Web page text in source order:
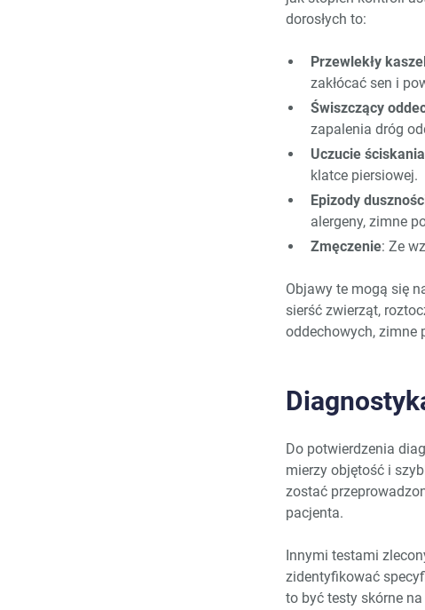
dorosłych to:
Przewlekły
zakłócać sen i
Świszczący
zapalenia dróg
Uczucie
klatce piersiowej.
Epizody
alergeny, zimne
Zmęczenie: Ze
Objawy te mogą się
sierść zwierząt,
oddechowych, zimne
Do potwierdzenia
mierzy objętość i
zostać
pacjenta.
Innymi testami
zidentyfikować
to być testy skórne